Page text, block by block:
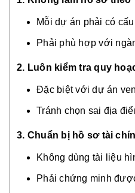
Mỗi dự án phải có
Phải phù hợp với
2. Luôn kiểm tra quy
Đặc biệt với dự án
Tránh chọn sai địa
3. Chuẩn bị hồ sơ tài
Không dùng tài liệu
Phải chứng minh